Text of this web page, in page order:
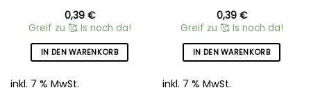
0,39 €
Greif zu 🥰 Is noch da!
IN DEN WARENKORB
inkl. 7 % MwSt.
0,39 €
Greif zu 🥰 Is noch da!
IN DEN WARENKORB
inkl. 7 % MwSt.